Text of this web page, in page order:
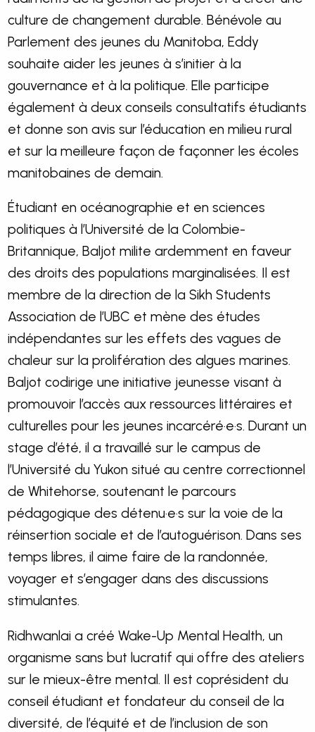
culture de changement durable. Bénévole au
Parlement des jeunes du Manitoba, Eddy
souhaite aider les jeunes à s’initier à la
gouvernance et à la politique. Elle participe
également à deux conseils consultatifs étudiants
et donne son avis sur l’éducation en milieu rural
et sur la meilleure façon de façonner les écoles
manitobaines de demain.
Étudiant en océanographie et en sciences
politiques à l’Université de la Colombie-
Britannique, Baljot milite ardemment en faveur
des droits des populations marginalisées. Il est
membre de la direction de la Sikh Students
Association de l’UBC et mène des études
indépendantes sur les effets des vagues de
chaleur sur la prolifération des algues marines.
Baljot codirige une initiative jeunesse visant à
promouvoir l’accès aux ressources littéraires et
culturelles pour les jeunes incarcéré·e·s. Durant un
stage d’été, il a travaillé sur le campus de
l’Université du Yukon situé au centre correctionnel
de Whitehorse, soutenant le parcours
pédagogique des détenu·e·s sur la voie de la
réinsertion sociale et de l’autoguérison. Dans ses
temps libres, il aime faire de la randonnée,
voyager et s’engager dans des discussions
stimulantes.
Ridhwanlai a créé Wake-Up Mental Health, un
organisme sans but lucratif qui offre des ateliers
sur le mieux-être mental. Il est coprésident du
conseil étudiant et fondateur du conseil de la
diversité, de l’équité et de l’inclusion de son